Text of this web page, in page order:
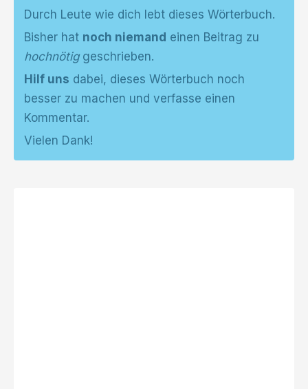
Durch Leute wie dich lebt dieses Wörterbuch.
Bisher hat noch niemand einen Beitrag zu
hochnötiggeschrieben.
Hilf uns dabei, dieses Wörterbuch noch
besser zu machen und verfasse einen
Kommentar.
Vielen Dank!